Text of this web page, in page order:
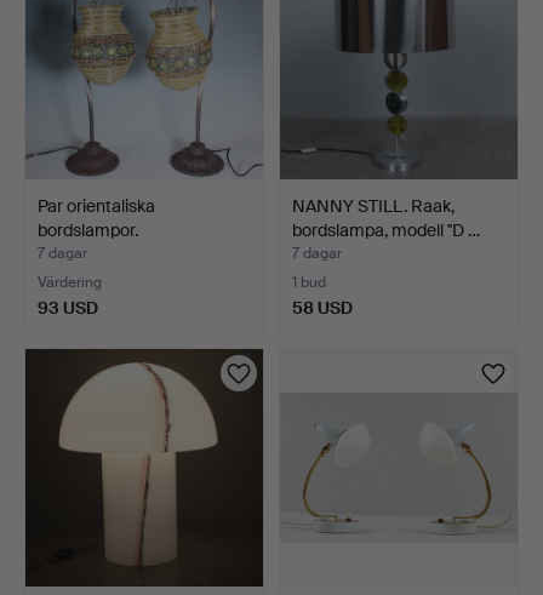
Par orientaliska
bordslampor.
7 dagar
Värdering
93 USD
NANNY STILL. Raak,
bordslampa, modell ''D …
7 dagar
1 bud
58 USD